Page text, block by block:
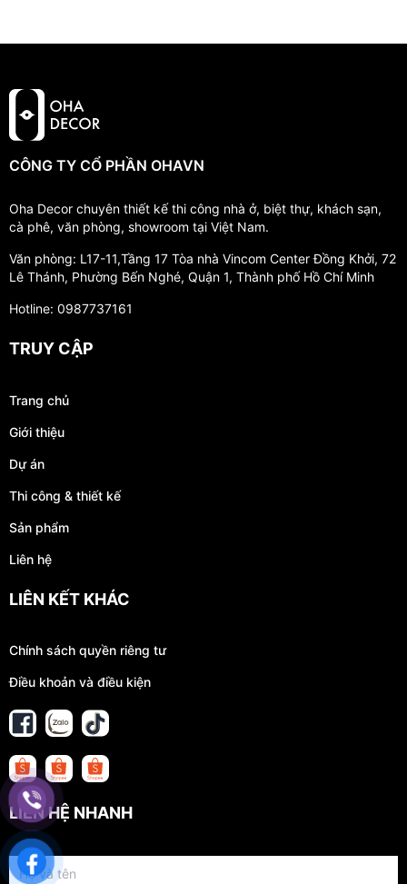
CÔNG TY CỔ PHẦN OHAVN
Oha Decor chuyên thiết kế thi công nhà ở, biệt thự, khách sạn,
cà phê, văn phòng, showroom tại Việt Nam.
Văn phòng: L17-11,Tầng 17 Tòa nhà Vincom Center Đồng Khởi, 72
Lê Thánh, Phường Bến Nghé, Quận 1, Thành phố Hồ Chí Minh
Hotline: 0987737161
TRUY CẬP
Trang chủ
Giới thiệu
Dự án
Thi công & thiết kế
Sản phẩm
Liên hệ
LIÊN KẾT KHÁC
Chính sách quyền riêng tư
Điều khoản và điều kiện
LIÊN HỆ NHANH